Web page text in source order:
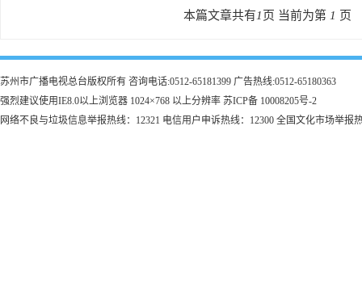
本篇文章共有1 页 当前为第 1 页
苏州市广播电视总台版权所有 咨询电话:0512-65181399 广告热线:0512-65180363
强烈建议使用IE8.0以上浏览器 1024×768 以上分辨率 苏ICP备 10008205号-2
网络不良与垃圾信息举报热线：12321 电信用户申诉热线：12300 全国文化市场举报